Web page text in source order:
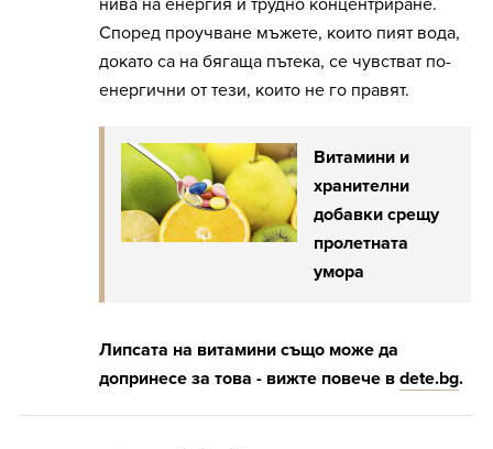
нива на енергия и трудно концентриране.
Според проучване мъжете, които пият вода,
докато са на бягаща пътека, се чувстват по-
енергични от тези, които не го правят.
Витамини и
хранителни
добавки срещу
пролетната
умора
Липсата на витамини също може да
допринесе за това - вижте повече в dete.bg.